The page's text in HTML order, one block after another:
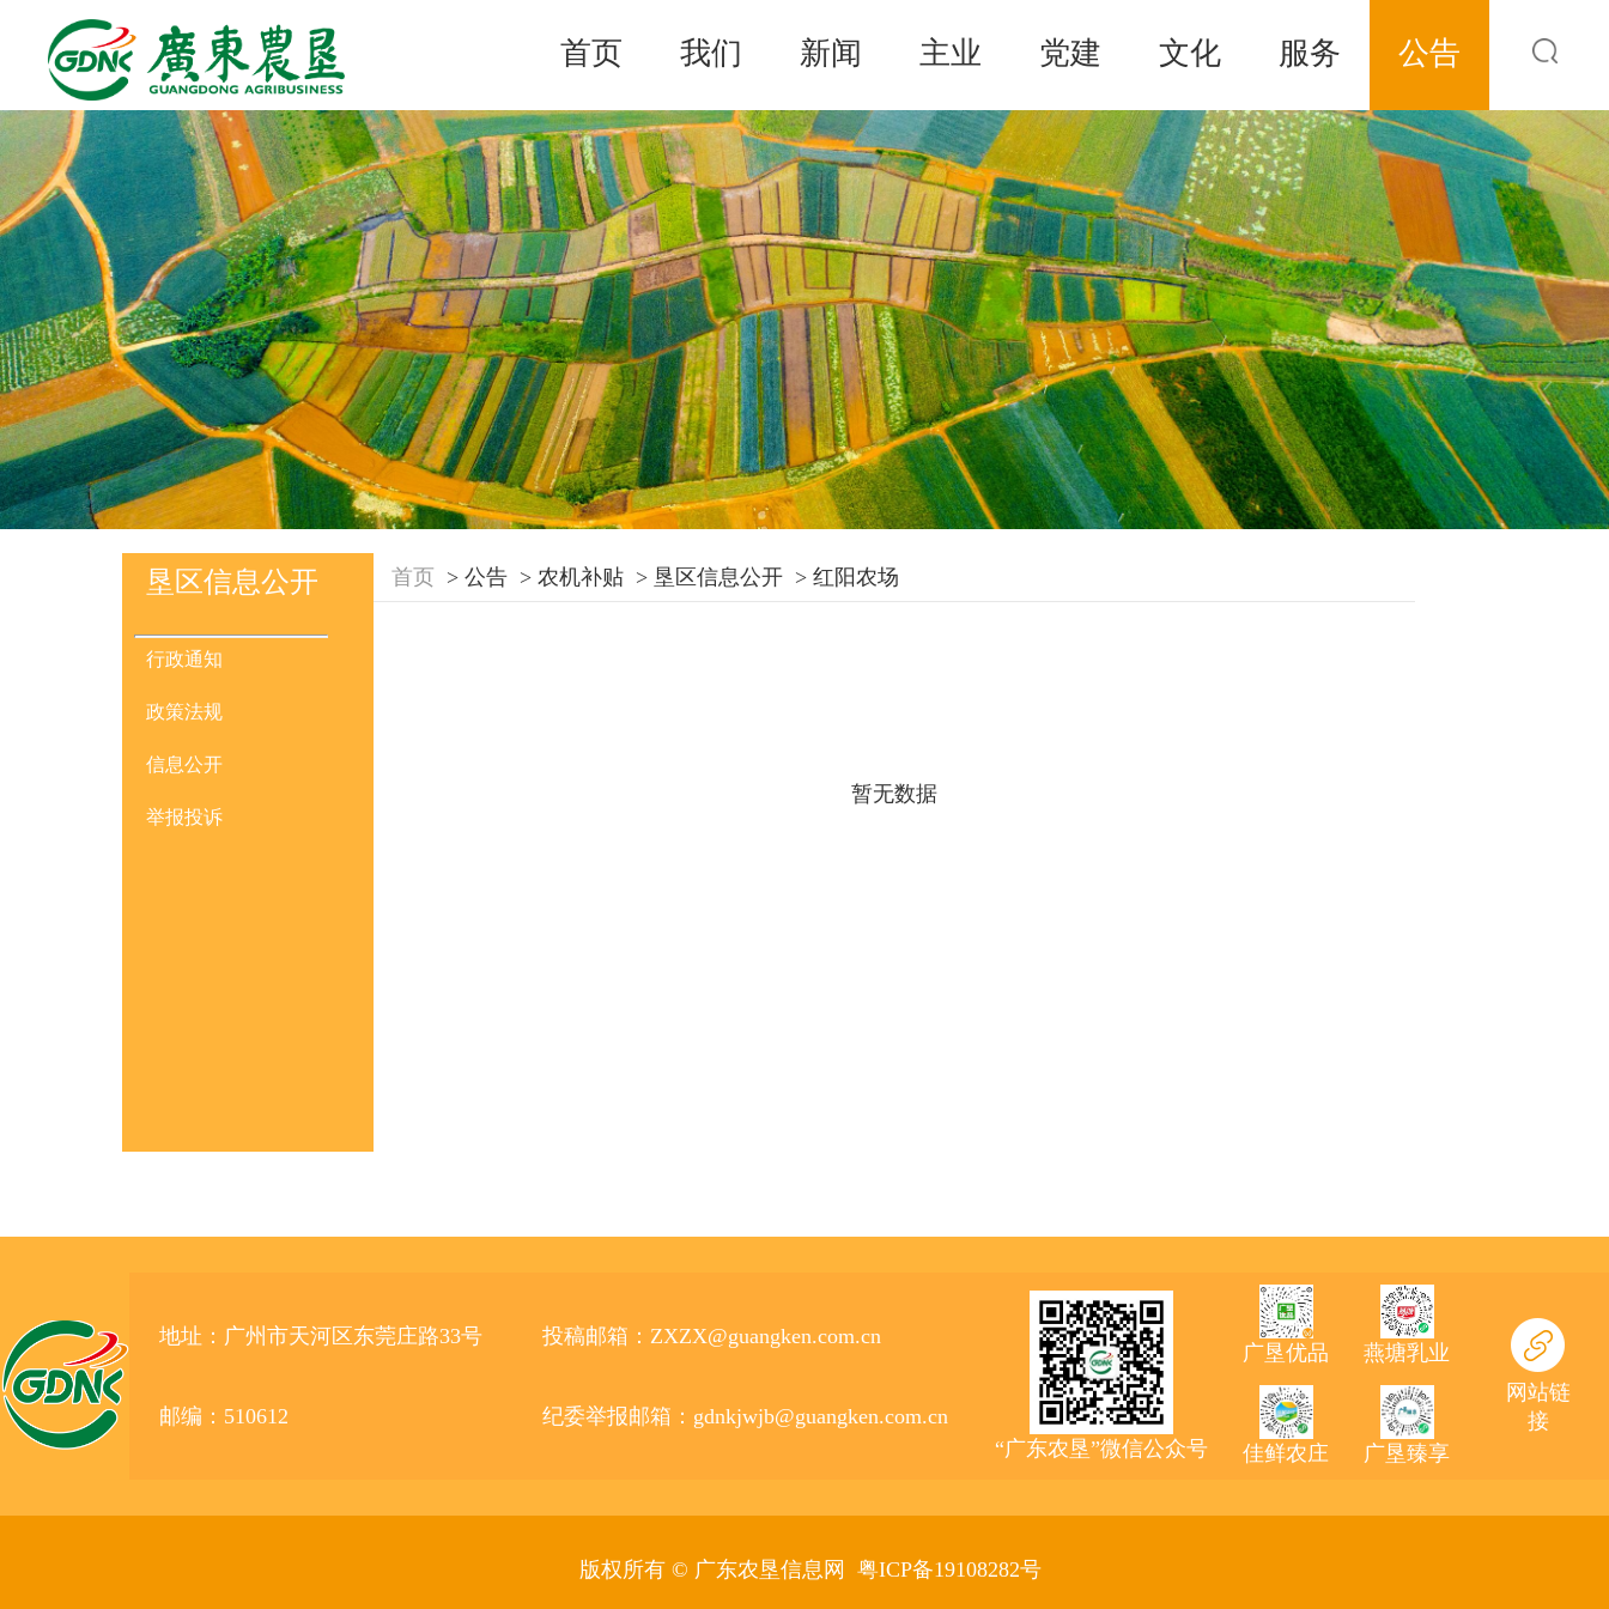
首页 我们 新闻 主业 党建 文化 服务 公告
垦区信息公开
行政通知
政策法规
信息公开
举报投诉
首页 > 公告 > 农机补贴 > 垦区信息公开 > 红阳农场
暂无数据
地址：广州市天河区东莞庄路33号
邮编：510612
投稿邮箱：ZXZX@guangken.com.cn
纪委举报邮箱：gdnkjwjb@guangken.com.cn
“广东农垦”微信公众号
广垦优品
佳鲜农庄
燕塘乳业
广垦臻享
网站链
接
版权所有 © 广东农垦信息网 粤ICP备19108282号